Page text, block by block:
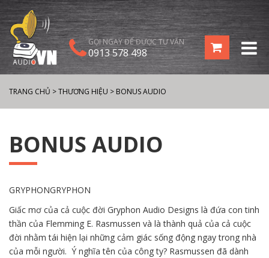
GỌI NGAY ĐỂ ĐƯỢC TƯ VẤN
0913 578 498
TRANG CHỦ >THƯƠNG HIỆU > BONUS AUDIO
BONUS AUDIO
GRYPHONGRYPHON
Giấc mơ của cả cuộc đời Gryphon Audio Designs là đứa con tinh
thần của Flemming E. Rasmussen và là thành quả của cả cuộc
đời nhằm tái hiện lại những cảm giác sống động ngay trong nhà
của mỗi người. Ý nghĩa tên của công ty? Rasmussen đã dành